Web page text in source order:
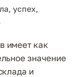
успех,
имеет как
значение
и